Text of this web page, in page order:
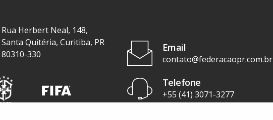
Rua Herbert Neal, 148,
Santa Quitéria, Curitiba, PR
80310-330
Email
contato@federacaopr.com.br
Telefone
+55 (41) 3071-3277